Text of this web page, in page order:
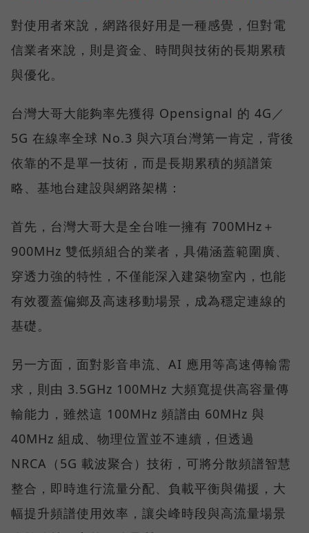
對使用者來說，網路很好用是一種感覺，但對電
信業者來說，則是資金、時間與技術的長期累積
與優化。
台灣大哥大能夠率先獲得 Opensignal 的 4G／
5G 在線率全球 No.3 與六項台灣第一肯定，背後
依靠的不是單一技術，而是長期累積的頻譜策
略、基地台建設與網路架構：
首先，台灣大哥大是全台唯一擁有 700MHz＋
900MHz 雙低頻組合的業者，具備涵蓋範圍廣、
穿透力強的特性，不僅能深入建築物室內，也能
有效覆蓋偏鄉及高速移動場景，成為穩定連線的
基礎。
另一方面，面對影音串流、AI 應用等高速傳輸需
求，則由 3.5GHz 100MHz 大頻寬提供高容量傳
輸能力，雖然這 100MHz 頻譜由 60MHz 與
40MHz 組成、物理位置並不連續，但透過
NRCA（5G 載波聚合）技術，可將分散頻譜智慧
整合，即時進行流量分配、負載平衡與備援，大
幅提升頻譜使用效率，讓尖峰時段與高流量場景